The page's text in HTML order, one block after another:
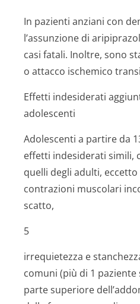
In pazienti anziani con
l’assunzione di
casi fatali. Inoltre, sono
o attacco ischemico
Effetti indesiderati
adolescenti
Adolescenti a partire da
effetti indesiderati simili,
quelli degli adulti,
contrazioni muscolari
scatto,
5
irrequietezza e
comuni (più di 1
parte superiore